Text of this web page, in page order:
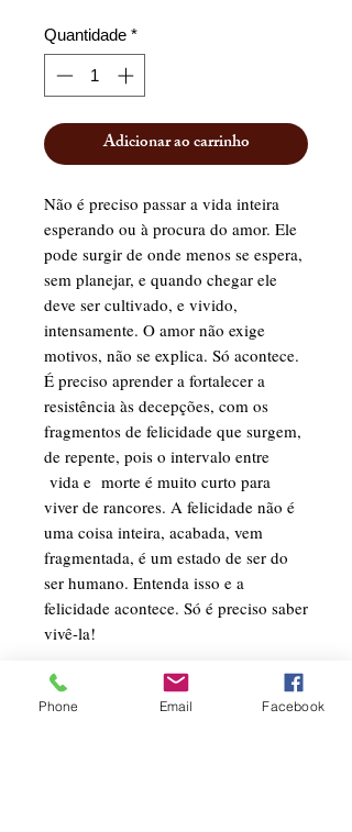
Quantidade *
Adicionar ao carrinho
Não é preciso passar a vida inteira
esperando ou à procura do amor. Ele
pode surgir de onde menos se espera,
sem planejar, e quando chegar ele
deve ser cultivado, e vivido,
intensamente. O amor não exige
motivos, não se explica. Só acontece.
É preciso aprender a fortalecer a
resistência às decepções, com os
fragmentos de felicidade que surgem,
de repente, pois o intervalo entre
vida e morte é muito curto para
viver de rancores. A felicidade não é
uma coisa inteira, acabada, vem
fragmentada, é um estado de ser do
ser humano. Entenda isso e a
felicidade acontece. Só é preciso saber
vivê-la!
INFORMAÇÕES
Phone Email Facebook